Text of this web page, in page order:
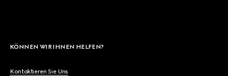
KÖNNEN WIR IHNEN HELFEN?
Kontaktieren Sie Uns